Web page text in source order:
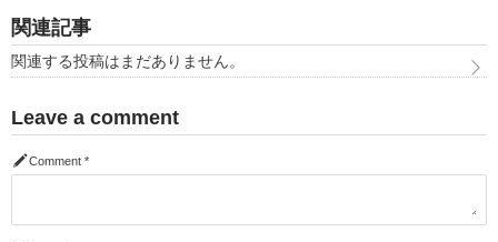
関連記事
関連する投稿はまだありません。
Leave a comment
Comment *